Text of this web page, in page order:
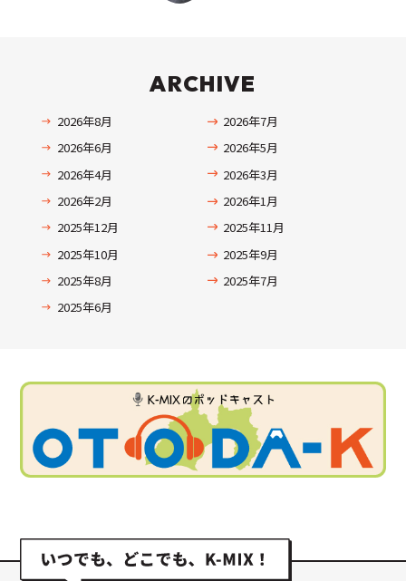
ARCHIVE
2026年8月
2026年7月
2026年6月
2026年5月
2026年4月
2026年3月
2026年2月
2026年1月
2025年12月
2025年11月
2025年10月
2025年9月
2025年8月
2025年7月
2025年6月